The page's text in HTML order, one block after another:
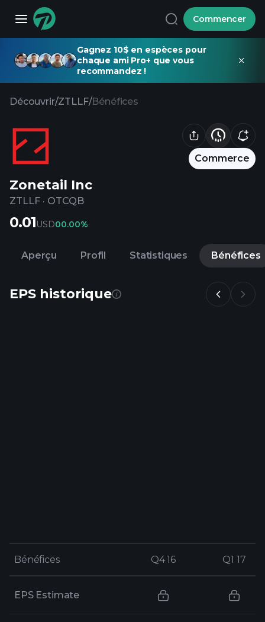
Commencer
Gagnez 10$ en espèces pour
chaque ami Pro+ que vous
recommandez !
Découvrir/ZTLLF/Bénéfices
Commerce
Zonetail Inc
ZTLLF · OTCQB
0.01USD00.00%
Aperçu Profil Statistiques Bénéfices
EPS historique
Bénéfices Q4 16 Q1 17
Bénéfices Q4 16 Q1 17
EPS Estimate